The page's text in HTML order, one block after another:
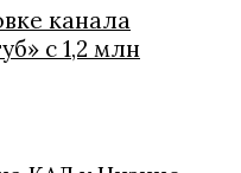
канала
с 1,2 млн